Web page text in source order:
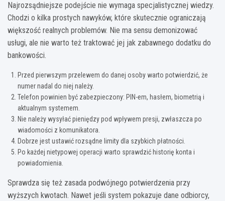
Najrozsądniejsze podejście nie wymaga specjalistycznej wiedzy.
Chodzi o kilka prostych nawyków, które skutecznie ograniczają
większość realnych problemów. Nie ma sensu demonizować
usługi, ale nie warto też traktować jej jak zabawnego dodatku do
bankowości.
Przed pierwszym przelewem do danej osoby warto potwierdzić, że
numer nadal do niej należy.
Telefon powinien być zabezpieczony: PIN-em, hasłem, biometrią i
aktualnym systemem.
Nie należy wysyłać pieniędzy pod wpływem presji, zwłaszcza po
wiadomości z komunikatora.
Dobrze jest ustawić rozsądne limity dla szybkich płatności.
Po każdej nietypowej operacji warto sprawdzić historię konta i
powiadomienia.
Sprawdza się też zasada podwójnego potwierdzenia przy
wyższych kwotach. Nawet jeśli system pokazuje dane odbiorcy,